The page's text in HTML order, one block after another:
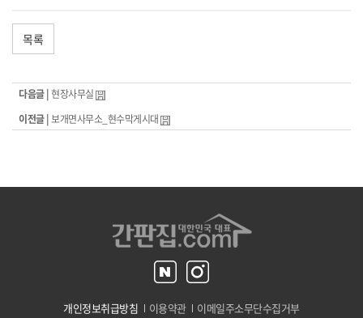
목록
다음글 |현장사무실
이전글 |보개면사무소_현수막게시대
개인정보취급방침 이용약관 이메일주소무단수집거부